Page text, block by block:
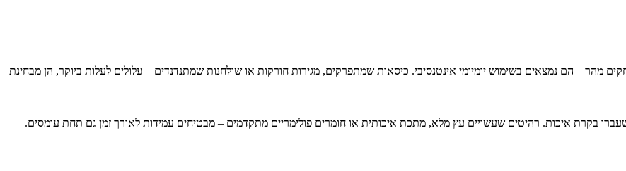
מהר – הם נמצאים בשימוש יומיומי אינטנסיבי. כיסאות שמתפרקים, מגירות חורקות או שולחנות שמתנדנדים – עלולים לעלות ביוקר, הן מבחינת
בקרת איכות. רהיטים שעשויים עץ מלא, מתכת איכותית או חומרים פולימריים מתקדמים – מבטיחים עמידות לאורך זמן גם תחת עומסים.